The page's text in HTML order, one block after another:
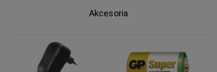
Akcesoria